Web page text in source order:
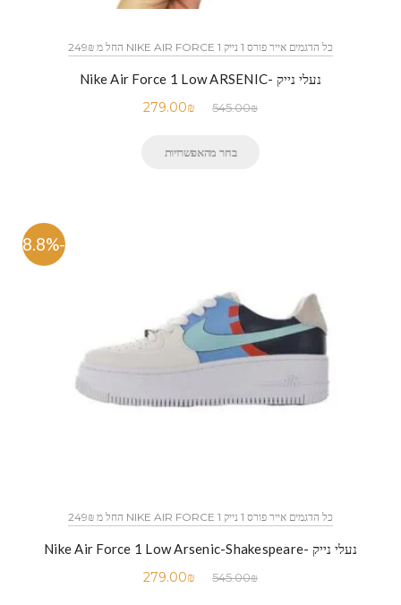
כל הדגמים אייר פורס 1 נייק NIKE AIR FORCE 1 החל מ 249₪
נעלי נייק -Nike Air Force 1 Low ARSENIC
545.00₪
279.00₪
בחר מהאפשרויות
-48.8%
כל הדגמים אייר פורס 1 נייק NIKE AIR FORCE 1 החל מ 249₪
נעלי נייק -Nike Air Force 1 Low Arsenic-Shakespeare
545.00₪
279.00₪